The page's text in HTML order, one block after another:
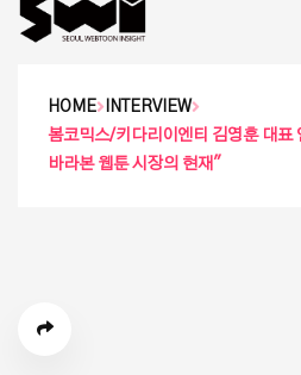
HOME
INTERVIEW
봄코믹스/키다리이엔티 김영훈 대표
바라본 웹툰 시장의 현재"